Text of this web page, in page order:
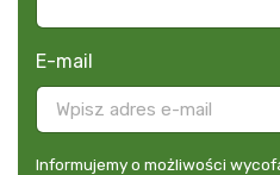
E-mail
Informujemy
Informujemy o możliwości